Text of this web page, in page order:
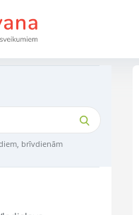
brīvdienām